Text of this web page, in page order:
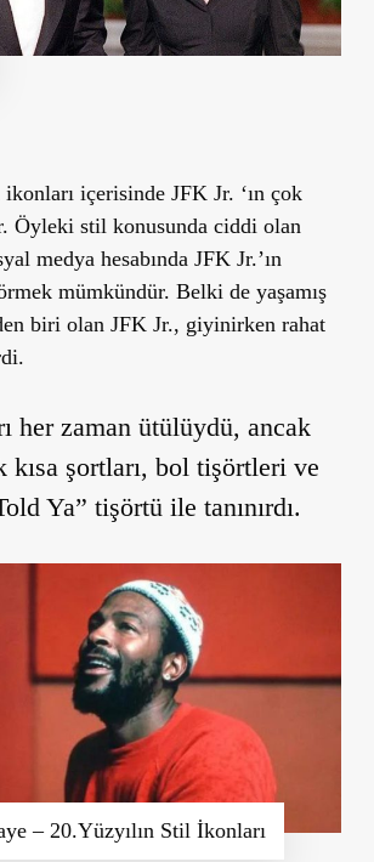
içerisinde JFK Jr. ‘ın çok
Öyleki stil konusunda ciddi olan
medya hesabında JFK Jr.’ın
mümkündür. Belki de yaşamış
biri olan JFK Jr., giyinirken rahat
her zaman ütülüydü, ancak
kısa şortları, bol tişörtleri ve
Ya” tişörtü ile tanınırdı.
– 20.Yüzyılın Stil İkonları